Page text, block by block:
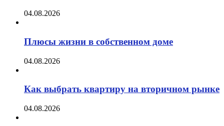
04.08.2026
Плюсы жизни в собственном доме
04.08.2026
Как выбрать квартиру на вторичном рынке
04.08.2026